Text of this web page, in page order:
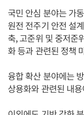
국민 안심 분야는 가
원전 전주기 안전 설
축, 고준위 및 중저준
화 등과 관련된 정책
융합 확산 분야에는
상용화와 관련된 내